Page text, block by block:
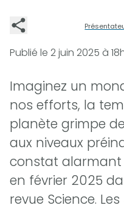
Publié le 2 juin 2025 à
Imaginez un
nos efforts, la
planète grimpe
aux niveaux
constat alarmant
en février 2025
revue Science.